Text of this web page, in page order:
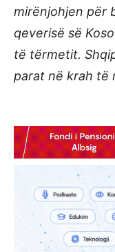
mirënjohjen për
qeverisë së
të tërmetit.
parat në krah të